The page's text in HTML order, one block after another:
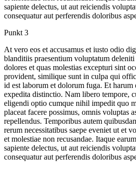
sapiente delectus, ut aut reiciendis
consequatur aut perferendis doloribus
Punkt 3
At vero eos et accusamus et iusto odio
blanditiis praesentium voluptatum
dolores et quas molestias excepturi sint
provident, similique sunt in culpa qui
id est laborum et dolorum fuga. Et harum
expedita distinctio. Nam libero tempore,
eligendi optio cumque nihil impedit quo
placeat facere possimus, omnis voluptas
repellendus. Temporibus autem
rerum necessitatibus saepe eveniet ut et
et molestiae non recusandae. Itaque
sapiente delectus, ut aut reiciendis
consequatur aut perferendis doloribus